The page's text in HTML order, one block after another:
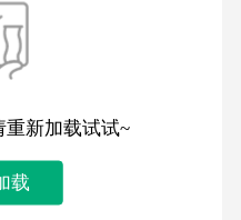
新加载试试~
载